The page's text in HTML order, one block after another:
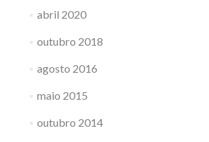
abril 2020
outubro 2018
agosto 2016
maio 2015
outubro 2014